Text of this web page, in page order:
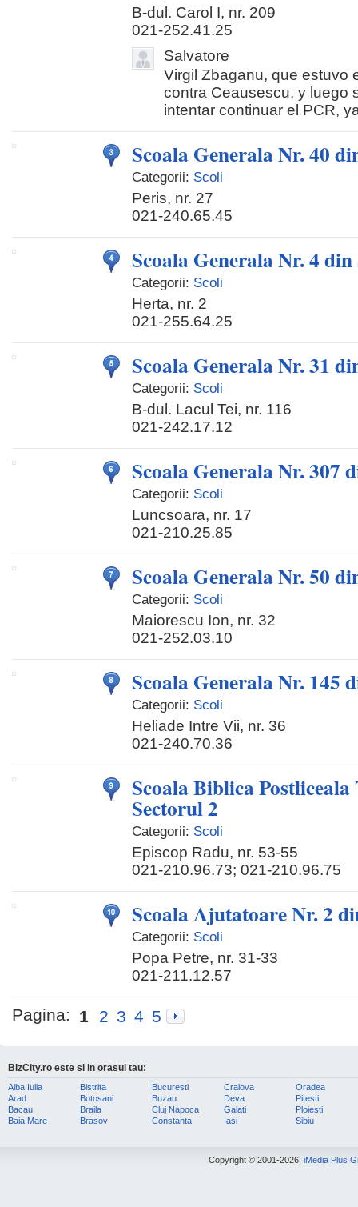
B-dul. Carol I, nr. 209
021-252.41.25
Salvatore
Virgil Zbaganu, que estuvo
contra Ceausescu, y luego
intentar continuar el PCR,
Scoala Generala Nr. 40
Categorii: Scoli
Peris, nr. 27
021-240.65.45
Scoala Generala Nr. 4
Categorii: Scoli
Herta, nr. 2
021-255.64.25
Scoala Generala Nr. 31
Categorii: Scoli
B-dul. Lacul Tei, nr. 116
021-242.17.12
Scoala Generala Nr. 307
Categorii: Scoli
Luncsoara, nr. 17
021-210.25.85
Scoala Generala Nr. 50
Categorii: Scoli
Maiorescu Ion, nr. 32
021-252.03.10
Scoala Generala Nr. 145
Categorii: Scoli
Heliade Intre Vii, nr. 36
021-240.70.36
Scoala Biblica
Sectorul 2
Categorii: Scoli
Episcop Radu, nr. 53-55
021-210.96.73; 021-210.96.75
Scoala Ajutatoare Nr. 2
Categorii: Scoli
Popa Petre, nr. 31-33
021-211.12.57
Pagina: 1 2 3 4 5
BizCity.ro este si in orasul tau:
Alba Iulia
Arad
Bacau
Baia Mare
Bistrita
Botosani
Braila
Brasov
Bucuresti
Buzau
Cluj Napoca
Constanta
Craiova
Deva
Galati
Iasi
Oradea
Pitesti
Ploiesti
Sibiu
Copyright © 2001-2026, iMedia Plus